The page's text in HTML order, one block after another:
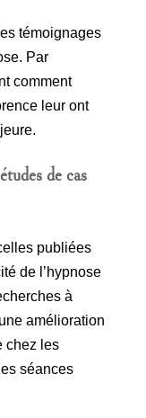
témoignages
Par
comment
leur ont
de cas
publiées
de l’hypnose
à
amélioration
chez les
séances